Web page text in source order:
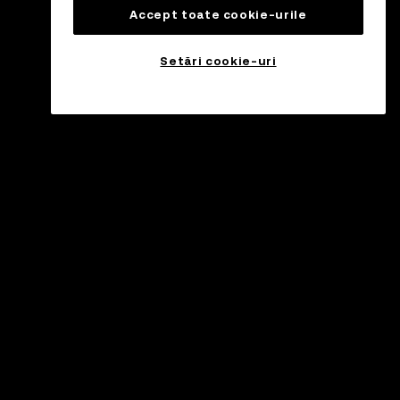
Accept toate cookie-urile
Setări cookie-uri